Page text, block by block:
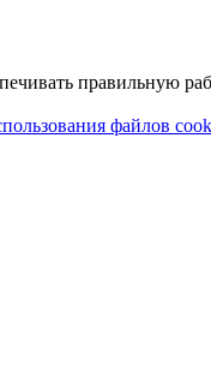
правильную
файлов